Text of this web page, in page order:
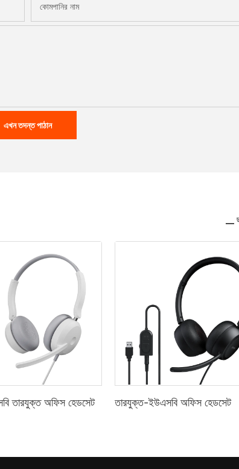
কোমপানির নাম
এখন তদন্ত পাঠান
▁
তারযুক্ত অফিস হেডসেট তারযুক্ত-ইউএসবি অফিস হেডসেট